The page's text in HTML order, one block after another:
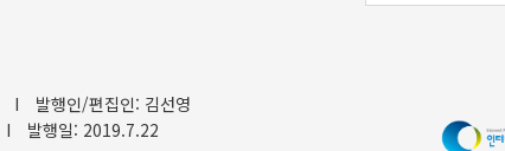
I
발행인/편집인: 김선영
I
발행일: 2019.7.22